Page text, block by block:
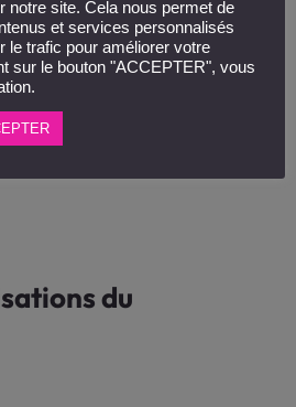
du
notre site. Cela nous permet de
et services personnalisés
le trafic pour améliorer votre
sur le bouton "ACCEPTER", vous